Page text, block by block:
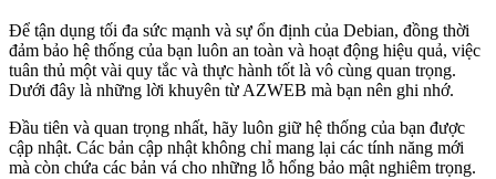
Để tận dụng tối đa sức mạnh và sự ổn định của Debian, đồng thời
đảm bảo hệ thống của bạn luôn an toàn và hoạt động hiệu quả, việc
tuân thủ một vài quy tắc và thực hành tốt là vô cùng quan trọng.
Dưới đây là những lời khuyên từ AZWEB mà bạn nên ghi nhớ.
Đầu tiên và quan trọng nhất, hãy luôn giữ hệ thống của bạn được
cập nhật. Các bản cập nhật không chỉ mang lại các tính năng mới
mà còn chứa các bản vá cho những lỗ hổng bảo mật nghiêm trọng.